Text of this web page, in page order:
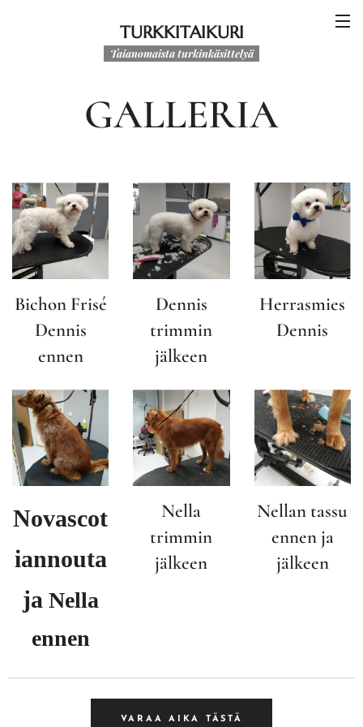
TURKKITAIKURI
Taianomaista turkinkäsittelyä
GALLERIA
Bichon Frisé
Dennis
ennen
Dennis
trimmin
jälkeen
Herrasmies
Dennis
Novascot
iannouta
jaNella
ennen
Nella
trimmin
jälkeen
Nellan tassu
ennen ja
jälkeen
VARAA AIKA TÄSTÄ